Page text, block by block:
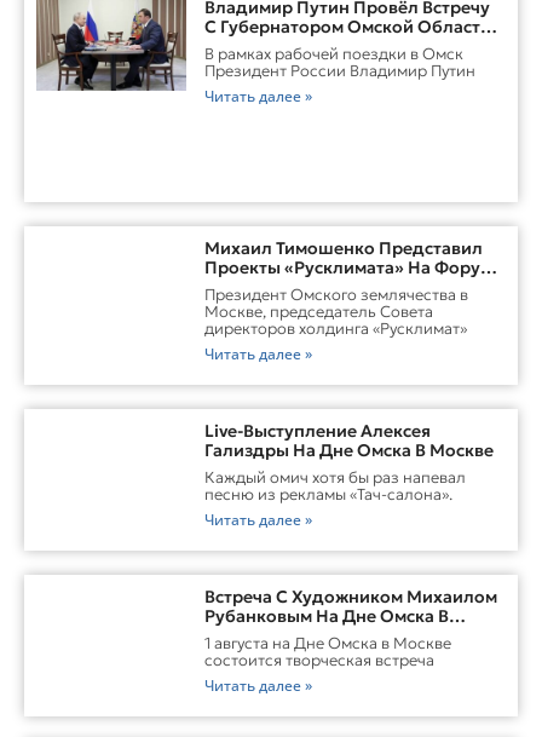
Владимир Путин Провёл Встречу
С Губернатором Омской Области
Виталием ХоценкоИсточник
В рамках рабочей поездки в Омск
Президент России Владимир Путин
Читать далее »
Михаил Тимошенко Представил
Проекты «Русклимата» На Форуме
России И Казахстана
Президент Омского землячества в
Москве, председатель Совета
директоров холдинга «Русклимат»
Читать далее »
Live-Выступление Алексея
Гализдры На Дне Омска В Москве
Каждый омич хотя бы раз напевал
песню из рекламы «Тач-салона».
Читать далее »
Встреча С Художником Михаилом
Рубанковым На Дне Омска В
Москве
1 августа на Дне Омска в Москве
состоится творческая встреча
Читать далее »